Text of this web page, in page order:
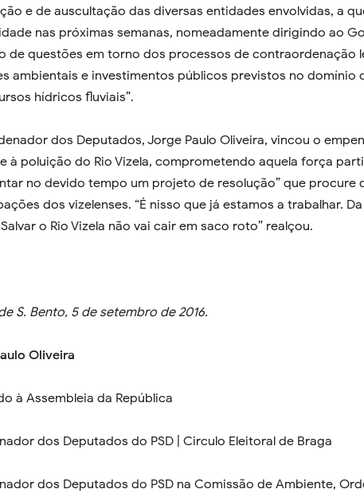
e de auscultação das diversas entidades envolvidas, a
nas próximas semanas, nomeadamente dirigindo ao
de questões em torno dos processos de contraordenação
ambientais e investimentos públicos previstos no domínio
hídricos fluviais”.
dos Deputados, Jorge Paulo Oliveira, vincou o
à poluição do Rio Vizela, comprometendo aquela força
no devido tempo um projeto de resolução” que procure
dos vizelenses. “É nisso que já estamos a trabalhar.
o Rio Vizela não vai cair em saco roto” realçou.
S. Bento, 5 de setembro de 2016.
Oliveira
à Assembleia da República
dos Deputados do PSD | Circulo Eleitoral de Braga
dos Deputados do PSD na Comissão de Ambiente,